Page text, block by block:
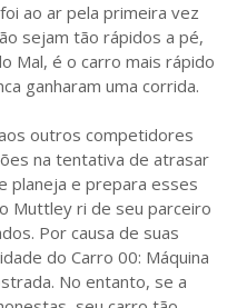
ao ar pela primeira vez
sejam tão rápidos a pé,
Mal, é o carro mais rápido
ganharam uma corrida.
outros competidores
na tentativa de atrasar
planeja e prepara esses
Muttley ri de seu parceiro
Por causa de suas
do Carro 00: Máquina
No entanto, se a